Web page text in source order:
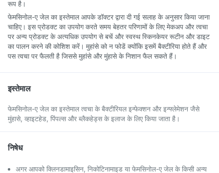
रूप है।
फेमसिनोल-ए जेल का इस्तेमाल आपके डॉक्टर द्वारा दी गई सलाह के अनुसार किया जाना
चाहिए। इस प्रोडक्ट का उपयोग करते समय बेहतर परिणामों के लिए मेकअप और त्वचा
पर अन्य प्रोडक्ट के अत्यधिक उपयोग से बचें और स्वस्थ स्किनकेयर रूटीन और डाइट
का पालन करने की कोशिश करें। मुहांसे को न फोडें क्योंकि इसमें बैक्टीरिया होते हैं और
पस त्वचा पर फैलती है जिससे मुहांसे और मुंहासे के निशान फैल सकते हैं।
इस्तेमाल
फेमसिनोल-ए जेल का इस्तेमाल त्वचा के बैक्टीरियल इन्फेक्शन और इन्फ्लेमेशन जैसे
मुंहासे, व्हाइटहेड, पिंपल्स और ब्लैकहेड्स के इलाज के लिए किया जाता है।
निषेध
अगर आपको क्लिनडामाइसिन, निकोटिनामाइड या फेमसिनोल-ए जेल के किसी अन्य